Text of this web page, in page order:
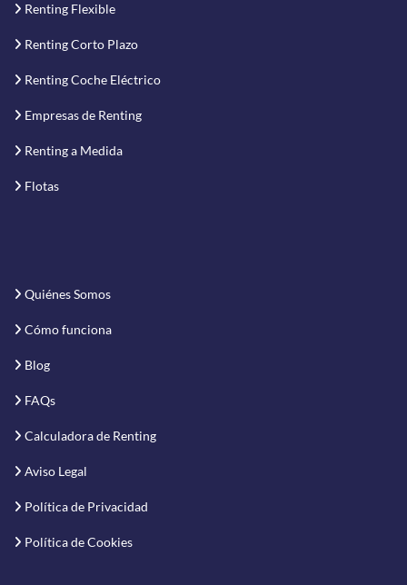
Renting Flexible
Renting Corto Plazo
Renting Coche Eléctrico
Empresas de Renting
Renting a Medida
Flotas
Quiénes Somos
Cómo funciona
Blog
FAQs
Calculadora de Renting
Aviso Legal
Política de Privacidad
Política de Cookies